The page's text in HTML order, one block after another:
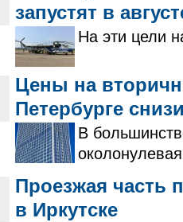
запустят в
На эти цели
Цены на
Петербурге
В
Проезжая часть
в Иркутске